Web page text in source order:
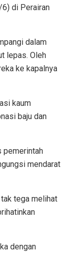
6) di Perairan
dalam
lepas. Oleh
ke kapalnya
kaum
baju dan
pemerintah
mendarat
tega melihat
dengan